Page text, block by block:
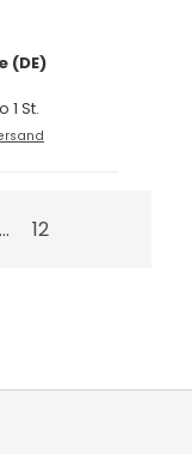
(DE)
1 St.
... 12